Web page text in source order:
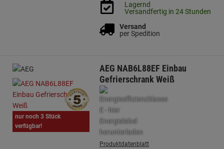
Lagernd
Versandfertig in 24 Stunden
Versand
per Spedition
nur noch 3 Stück
verfügbar!
AEG NAB6L88EF Einbau
Gefrierschrank Weiß
Produktdatenblatt